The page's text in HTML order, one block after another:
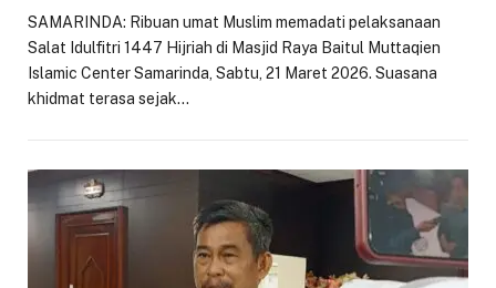
SAMARINDA: Ribuan umat Muslim memadati pelaksanaan
Salat Idulfitri 1447 Hijriah di Masjid Raya Baitul Muttaqien
Islamic Center Samarinda, Sabtu, 21 Maret 2026. Suasana
khidmat terasa sejak…